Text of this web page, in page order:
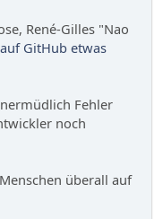
René-Gilles "Nao
auf GitHub etwas
Fehler
noch
überall auf